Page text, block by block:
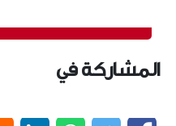
المشاركة في